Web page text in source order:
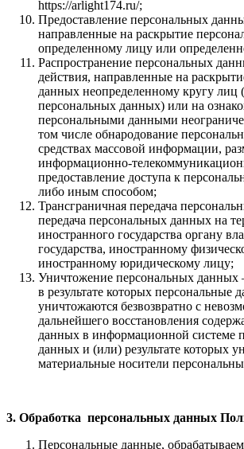
https://arlight174.ru/;
Предоставление персональных
направленные на раскрытие
определенному лицу или
Распространение персональных
действия, направленные на
данных неопределенному кругу лиц
персональных данных) или на
персональными данными
том числе обнародование
средствах массовой информации,
информационно-
предоставление доступа к
либо иным способом;
Трансграничная передача
передача персональных данных на
иностранного государства органу
государства, иностранному
иностранному юридическому лицу;
Уничтожение персональных данных
в результате которых персональные
уничтожаются безвозвратно с
дальнейшего восстановления
данных в информационной системе
данных и (или) результате которых
материальные носители
3. Обработка персональных данных
Персональные данные,